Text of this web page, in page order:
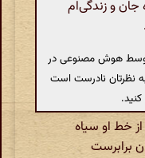
جان و زندگی‌ام
توسط هوش مصنوعی در
نظرتان نادرست است
کنید.
خط او سیاه
برابرست